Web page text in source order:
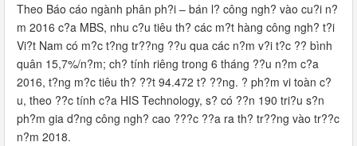
Theo Báo cáo ngành phân ph?i – bán l? công ngh? vào cu?i n?
m 2016 c?a MBS, nhu c?u tiêu th? các m?t hàng công ngh? t?i
Vi?t Nam có m?c t?ng tr??ng ??u qua các n?m v?i t?c ?? bình
quân 15,7%/n?m; ch? tính riêng trong 6 tháng ??u n?m c?a
2016, t?ng m?c tiêu th? ??t 94.472 t? ??ng. ? ph?m vi toàn c?
u, theo ??c tính c?a HIS Technology, s? có ??n 190 tri?u s?n
ph?m gia d?ng công ngh? cao ???c ??a ra th? tr??ng vào tr??c
n?m 2018.